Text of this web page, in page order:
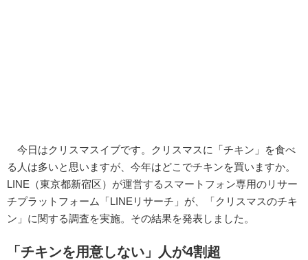
今日はクリスマスイブです。クリスマスに「チキン」を食べ
る人は多いと思いますが、今年はどこでチキンを買いますか。
LINE（東京都新宿区）が運営するスマートフォン専用のリサー
チプラットフォーム「LINEリサーチ」が、「クリスマスのチキ
ン」に関する調査を実施。その結果を発表しました。
「チキンを用意しない」人が4割超